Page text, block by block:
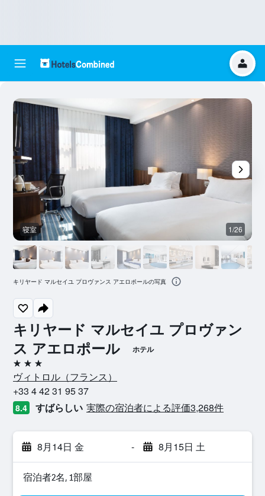
キリヤード マルセイユ プロヴァン
ス アエロポール
ホテル
3つ星
ヴィトロル​（フランス​）​
+33 4 42 31 95 37
8.4 すばらしい 実際の宿泊者による評価3,268​件
8月14日 金 - 8月15日 土
宿泊者2名, 1​部屋
寝室 1/26
キリヤード マルセイユ プロヴァンス アエロポールの写真